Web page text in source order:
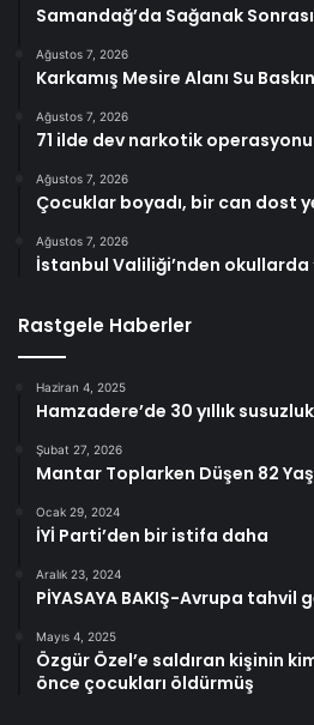
Samandağ’da Sağanak
Ağustos 7, 2026
Karkamış Mesire Alanı Su
Ağustos 7, 2026
71 ilde dev narkotik
Ağustos 7, 2026
Çocuklar boyadı, bir can dost
Ağustos 7, 2026
İstanbul Valiliği’nden okullarda
Rastgele Haberler
Haziran 4, 2025
Hamzadere’de 30 yıllık
Şubat 27, 2026
Mantar Toplarken Düşen 82
Ocak 29, 2024
İYİ Parti’den bir istifa daha
Aralık 23, 2024
PİYASAYA BAKIŞ-Avrupa
Mayıs 4, 2025
Özgür Özel’e saldıran kişinin
önce çocukları öldürmüş